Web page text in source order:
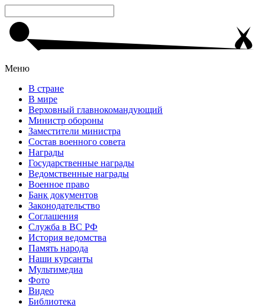
Меню
В стране
В мире
Верховный главнокомандующий
Министр обороны
Заместители министра
Состав военного совета
Награды
Государственные награды
Ведомственные награды
Военное право
Банк документов
Законодательство
Соглашения
Служба в ВС РФ
История ведомства
Память народа
Наши курсанты
Мультимедиа
Фото
Видео
Библиотека